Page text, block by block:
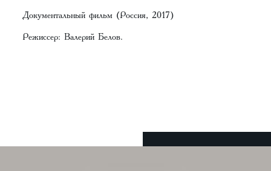
Документальный фильм (Россия, 2017)
Режиссер: Валерий Белов.